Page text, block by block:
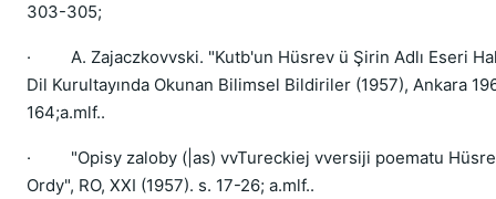
303-305;
· A. Zajaczkovvski. "Kutb'un Hüsrev ü Şirin Adlı Eseri
Dil Kurultayında Okunan Bilimsel Bildiriler (1957), Ankara
164;a.mlf..
· "Opisy zaloby (|as) vvTureckiej vversiji poematu
Ordy", RO, XXI (1957). s. 17-26; a.mlf..